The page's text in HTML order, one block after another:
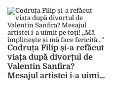
Codruța Filip și-a refăcut
viața după divorțul de
Valentin Sanfira?
Mesajul artistei i-a uimit